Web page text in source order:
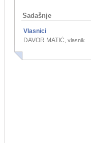
Sadašnje
Vlasnici
DAVOR MATIĆ, vlasnik